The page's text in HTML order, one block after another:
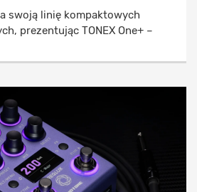
swoją linię kompaktowych
prezentując TONEX One+ –